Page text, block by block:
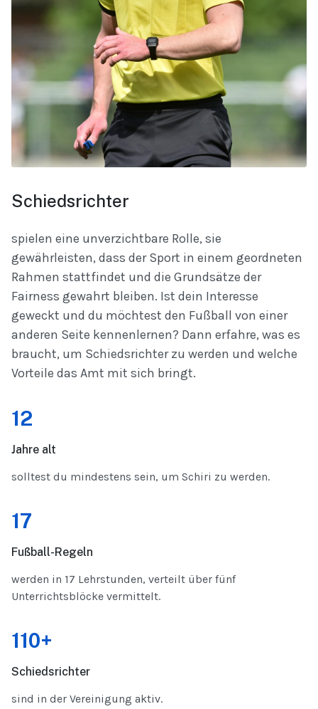
Schiedsrichter
spielen eine unverzichtbare Rolle, sie
gewährleisten, dass der Sport in einem geordneten
Rahmen stattfindet und die Grundsätze der
Fairness gewahrt bleiben. Ist dein Interesse
geweckt und du möchtest den Fußball von einer
anderen Seite kennenlernen? Dann erfahre, was es
braucht, um Schiedsrichter zu werden und welche
Vorteile das Amt mit sich bringt.
12
Jahre alt
solltest du mindestens sein, um Schiri zu werden.
17
Fußball-Regeln
werden in 17 Lehrstunden, verteilt über fünf
Unterrichtsblöcke vermittelt.
110+
Schiedsrichter
sind in der Vereinigung aktiv.